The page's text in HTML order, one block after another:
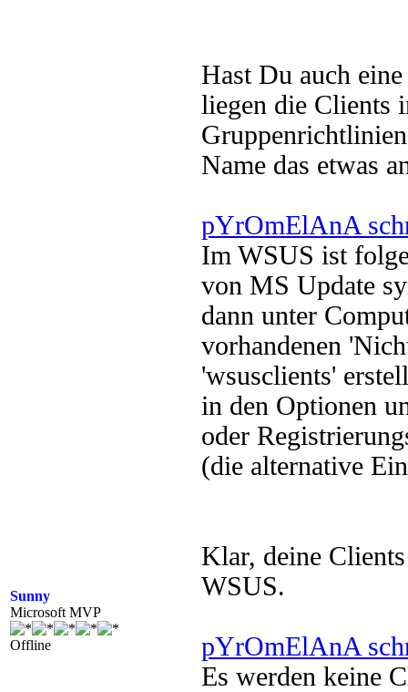
Sunny
Microsoft MVP
Offline
Hast Du auch
liegen die Clients
Name das etwas
pYrOmElAnA
Im WSUS ist
von MS Update
dann unter
vorhandenen
'wsusclients'
in den Optionen
oder
(die alternative
Klar, deine
WSUS.
pYrOmElAnA
Es werden keine